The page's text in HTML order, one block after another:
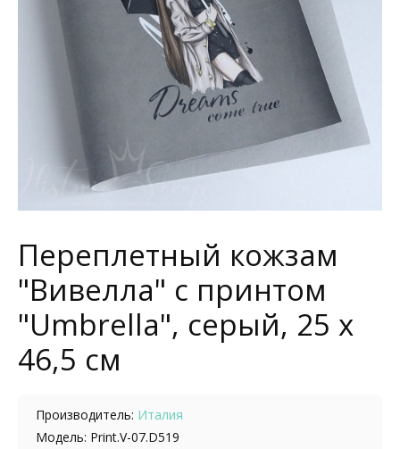
Переплетный кожзам
"Вивелла" с принтом
"Umbrella", серый, 25 х
46,5 см
Производитель: Италия
Модель: Print.V-07.D519